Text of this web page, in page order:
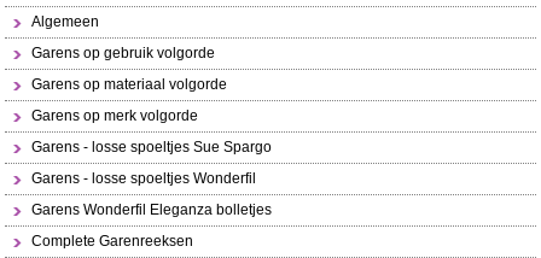
Algemeen
Garens op gebruik volgorde
Garens op materiaal volgorde
Garens op merk volgorde
Garens - losse spoeltjes Sue Spargo
Garens - losse spoeltjes Wonderfil
Garens Wonderfil Eleganza bolletjes
Complete Garenreeksen